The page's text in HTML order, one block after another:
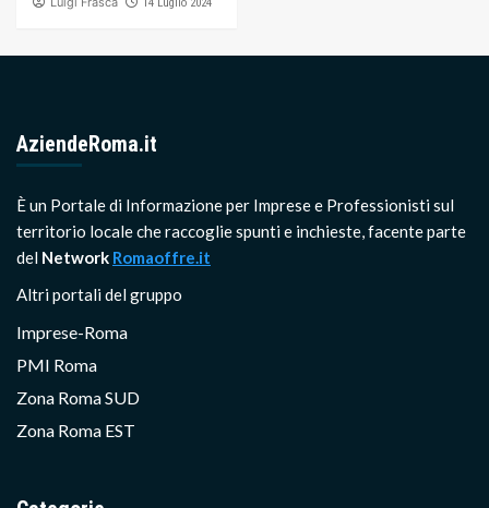
14 Luglio 2024
AziendeRoma.it
È un Portale di Informazione per Imprese e Professionisti sul
territorio locale che raccoglie spunti e inchieste, facente parte
del Network Romaoffre.it
Altri portali del gruppo
Imprese-Roma
PMI Roma
Zona Roma SUD
Zona Roma EST